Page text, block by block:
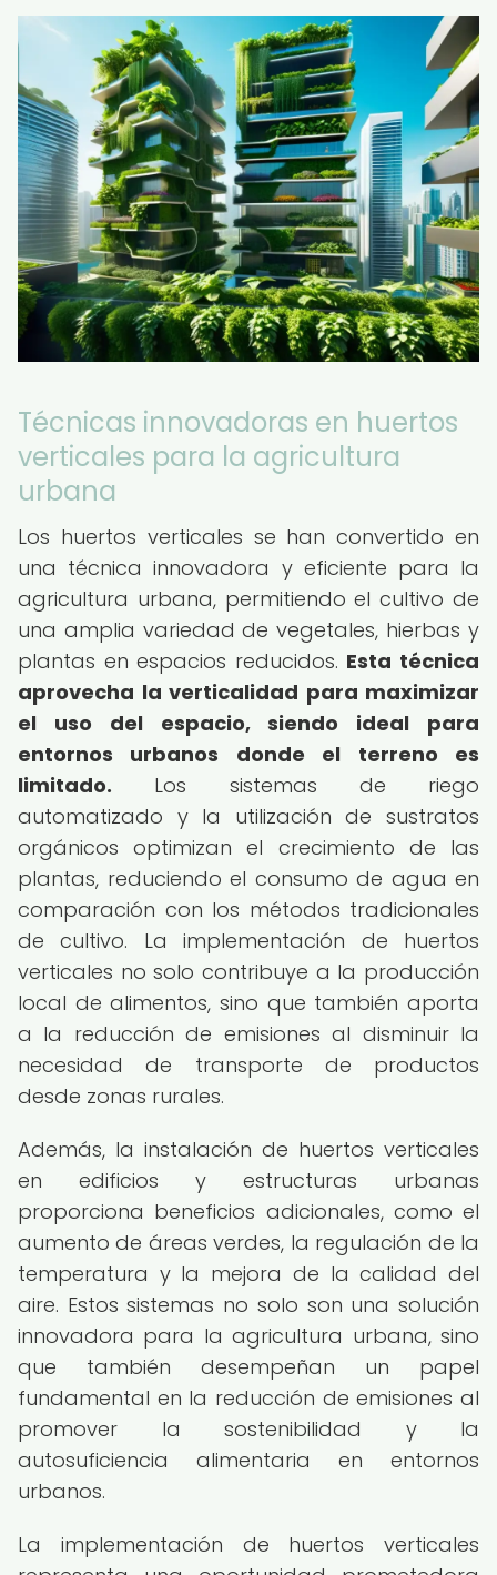
Técnicas innovadoras en huertos
verticales para la agricultura
urbana
Los huertos verticales se han convertido en
una técnica innovadora y eficiente para la
agricultura urbana, permitiendo el cultivo de
una amplia variedad de vegetales, hierbas y
plantas en espacios reducidos. Esta técnica
aprovecha la verticalidad para maximizar
el uso del espacio, siendo ideal para
entornos urbanos donde el terreno es
limitado. Los sistemas de riego
automatizado y la utilización de sustratos
orgánicos optimizan el crecimiento de las
plantas, reduciendo el consumo de agua en
comparación con los métodos tradicionales
de cultivo. La implementación de huertos
verticales no solo contribuye a la producción
local de alimentos, sino que también aporta
a la reducción de emisiones al disminuir la
necesidad de transporte de productos
desde zonas rurales.
Además, la instalación de huertos verticales
en edificios y estructuras urbanas
proporciona beneficios adicionales, como el
aumento de áreas verdes, la regulación de la
temperatura y la mejora de la calidad del
aire. Estos sistemas no solo son una solución
innovadora para la agricultura urbana, sino
que también desempeñan un papel
fundamental en la reducción de emisiones al
promover la sostenibilidad y la
autosuficiencia alimentaria en entornos
urbanos.
La implementación de huertos verticales